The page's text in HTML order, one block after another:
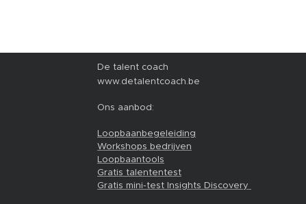
De talent coach
www.detalentcoach.be
Ons aanbod:
Loopbaanbegeleiding
Workshops bedrijven
Loopbaantools
Gratis talententest
Gratis mini-test Insights Discovery